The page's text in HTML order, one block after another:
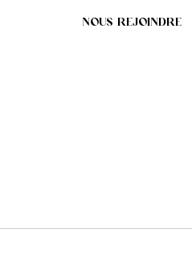
NOUS REJOINDRE